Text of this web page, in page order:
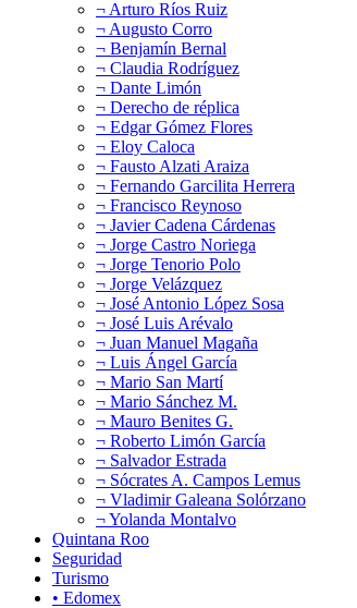
¬ Arturo Ríos Ruiz
¬ Augusto Corro
¬ Benjamín Bernal
¬ Claudia Rodríguez
¬ Dante Limón
¬ Derecho de réplica
¬ Edgar Gómez Flores
¬ Eloy Caloca
¬ Fausto Alzati Araiza
¬ Fernando Garcilita Herrera
¬ Francisco Reynoso
¬ Javier Cadena Cárdenas
¬ Jorge Castro Noriega
¬ Jorge Tenorio Polo
¬ Jorge Velázquez
¬ José Antonio López Sosa
¬ José Luis Arévalo
¬ Juan Manuel Magaña
¬ Luis Ángel García
¬ Mario San Martí
¬ Mario Sánchez M.
¬ Mauro Benites G.
¬ Roberto Limón García
¬ Salvador Estrada
¬ Sócrates A. Campos Lemus
¬ Vladimir Galeana Solórzano
¬ Yolanda Montalvo
Quintana Roo
Seguridad
Turismo
• Edomex